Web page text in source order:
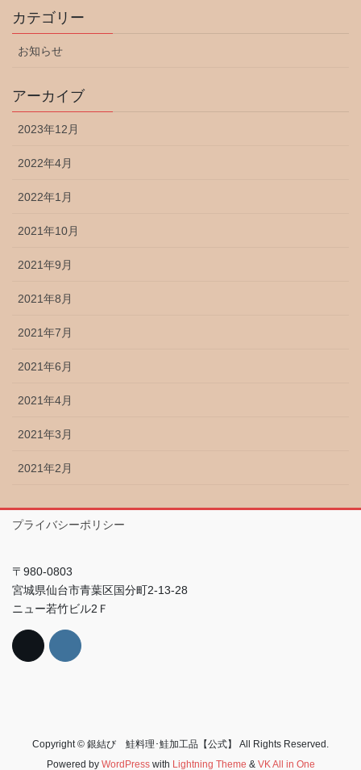
カテゴリー
お知らせ
アーカイブ
2023年12月
2022年4月
2022年1月
2021年10月
2021年9月
2021年8月
2021年7月
2021年6月
2021年4月
2021年3月
2021年2月
プライバシーポリシー
〒980-0803
宮城県仙台市青葉区国分町2-13-28
ニュー若竹ビル2Ｆ
Copyright © 銀結び 鮭料理･鮭加工品【公式】 All Rights Reserved.
Powered by WordPresswith Lightning Theme & VK All in One